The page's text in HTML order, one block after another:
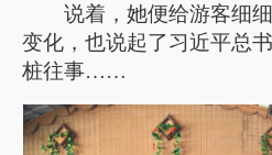
说着，她便给游客细
变化，也说起了习近平总
桩往事……